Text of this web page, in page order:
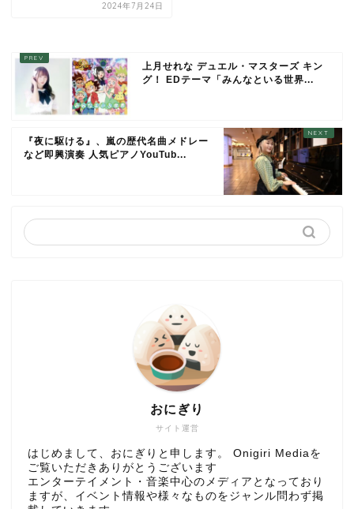
2024年7月24日
上月せれな デュエル・マスターズ キン
グ！ EDテーマ「みんなといる世界...
『夜に駆ける』、嵐の歴代名曲メドレー
など即興演奏 人気ピアノYouTub...
サイト運営
おにぎり
はじめまして、おにぎりと申します。 Onigiri Mediaを
ご覧いただきありがとうございます
エンターテイメント・音楽中心のメディアとなっており
ますが、イベント情報や様々なものをジャンル問わず掲